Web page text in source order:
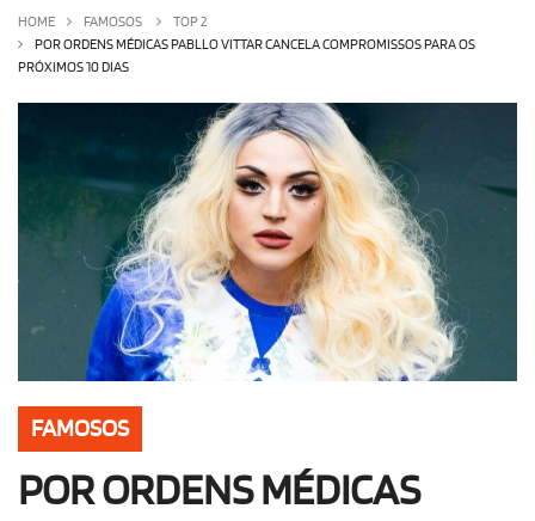
OLHA ISSO! EU QUERO!
HOME FAMOSOS
TOP 2
POR ORDENS MÉDICAS PABLLO VITTAR CANCELA COMPROMISSOS PARA OS
PRÓXIMOS 10 DIAS
FAMOSOS
POR ORDENS MÉDICAS